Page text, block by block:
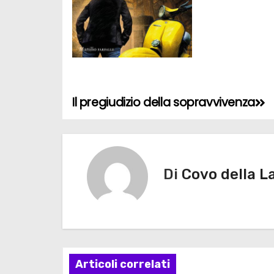
N
a
a
z
Il pregiudizio della sopravvivenza
Di Covo della
Articoli correlati